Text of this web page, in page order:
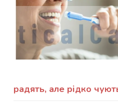
радять, але рідко